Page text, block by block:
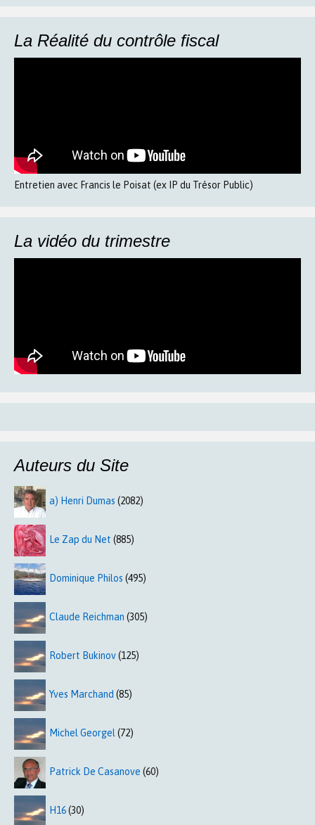
La Réalité du contrôle fiscal
Entretien avec Francis le Poisat (ex IP du Trésor Public)
La vidéo du trimestre
Auteurs du Site
a) Henri Dumas (2082)
Le Zap du Net (885)
Dominique Philos (495)
Claude Reichman (305)
Robert Bukinov(125)
Yves Marchand (85)
Michel Georgel (72)
Patrick De Casanove (60)
H16(30)